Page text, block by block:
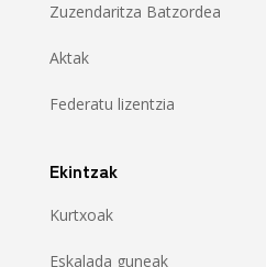
Zuzendaritza Batzordea
Aktak
Federatu lizentzia
Ekintzak
Kurtxoak
Eskalada guneak